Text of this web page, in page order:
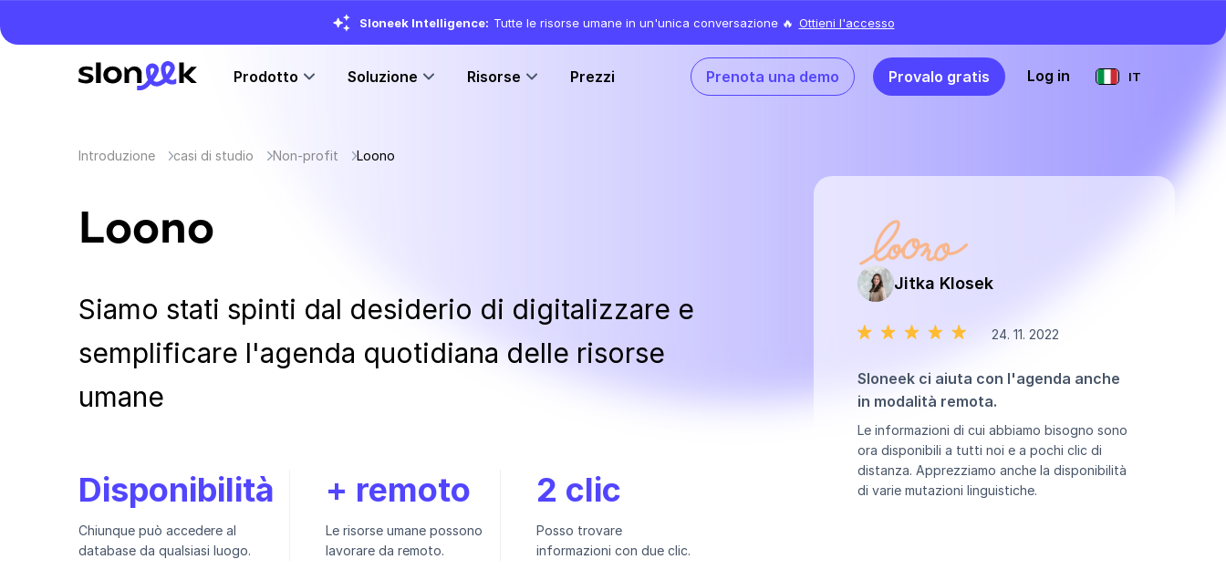
Sloneek Intelligence: Tutte le risorse umane in un'unica conversazione 🔥 Ottieni l'accesso
Prodotto Soluzione Risorse Prezzi Prenota una demo Provalo gratis Log in IT
Introduzione casi di studio Non-profit Loono
Loono
Siamo stati spinti dal desiderio di digitalizzare e
semplificare l'agenda quotidiana delle risorse
umane
Disponibilità
Chiunque può accedere al
database da qualsiasi luogo.
+ remoto
Le risorse umane possono
lavorare da remoto.
2 clic
Posso trovare
informazioni con due clic.
Jitka Klosek
24. 11. 2022
Sloneek ci aiuta con l'agenda anche
in modalità remota.
Le informazioni di cui abbiamo bisogno sono
ora disponibili a tutti noi e a pochi clic di
distanza. Apprezziamo anche la disponibilità
di varie mutazioni linguistiche.